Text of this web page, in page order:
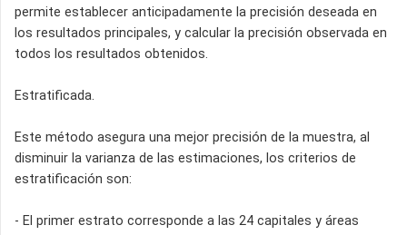
permite establecer anticipadamente la precisión deseada en
los resultados principales, y calcular la precisión observada en
todos los resultados obtenidos.
Estratificada.
Este método asegura una mejor precisión de la muestra, al
disminuir la varianza de las estimaciones, los criterios de
estratificación son:
- El primer estrato corresponde a las 24 capitales y áreas